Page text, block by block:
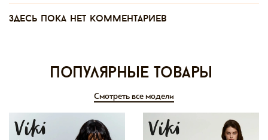
Здесь пока нет комментариев
Популярные товары
Смотреть все модели